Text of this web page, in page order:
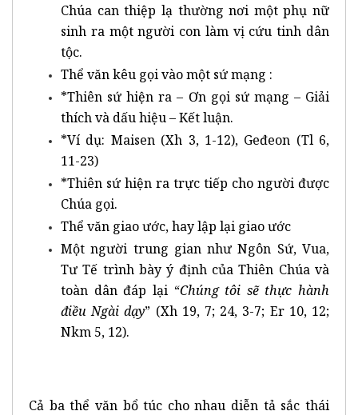
Chúa can thiệp lạ thường nơi một phụ nữ
sinh ra một người con làm vị cứu tinh dân
tộc.
Thể văn kêu gọi vào một sứ mạng :
*Thiên sứ hiện ra – Ơn gọi sứ mạng – Giải
thích và dấu hiệu – Kết luận.
*Ví dụ: Maisen (Xh 3, 1-12), Geđeon (Tl 6,
11-23)
*Thiên sứ hiện ra trực tiếp cho người được
Chúa gọi.
Thể văn giao ước, hay lập lại giao ước
Một người trung gian như Ngôn Sứ, Vua,
Tư Tế trình bày ý định của Thiên Chúa và
toàn dân đáp lại “Chúng tôi sẽ thực hành
điều Ngài dạy” (Xh 19, 7; 24, 3-7; Er 10, 12;
Nkm 5, 12).
Cả ba thể văn bổ túc cho nhau diễn tả sắc thái